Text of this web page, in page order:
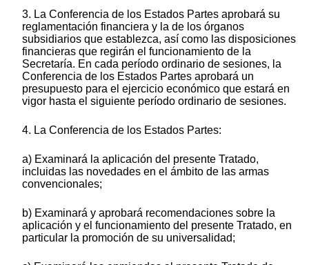
3. La Conferencia de los Estados Partes aprobará su
reglamentación financiera y la de los órganos
subsidiarios que establezca, así como las disposiciones
financieras que regirán el funcionamiento de la
Secretaría. En cada período ordinario de sesiones, la
Conferencia de los Estados Partes aprobará un
presupuesto para el ejercicio económico que estará en
vigor hasta el siguiente período ordinario de sesiones.
4. La Conferencia de los Estados Partes:
a) Examinará la aplicación del presente Tratado,
incluidas las novedades en el ámbito de las armas
convencionales;
b) Examinará y aprobará recomendaciones sobre la
aplicación y el funcionamiento del presente Tratado, en
particular la promoción de su universalidad;